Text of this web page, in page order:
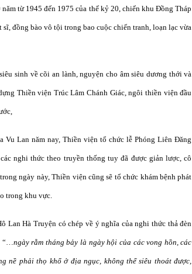
từ 1945 đến 1975 của thế kỷ 20, chiến khu Đồng Tháp
đồng bào vô tội trong bao cuộc chiến tranh, loạn lạc vừa
sinh về cõi an lành, nguyện cho âm siêu dương thới và
Thiền viện Trúc Lâm Chánh Giác, ngôi thiền viện đầu
Vu Lan năm nay, Thiền viện tổ chức lễ Phóng Liên Đăng
nghi thức theo truyền thống tuy đã được giản lược, cô
ngày này, Thiền viện cũng sẽ tổ chức khám bệnh phát
trong khu vực.
Lan Hà Truyện có chép về ý nghĩa của nghi thức thả đèn
ngày rằm tháng bảy là ngày hội của các vong hồn, các
nề phải thọ khổ ở địa ngục, không thể siêu thoát được,